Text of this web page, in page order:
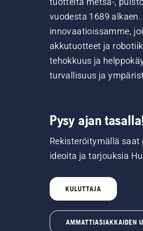
vuodesta 1689
innovaatioissamme,
akkutuotteet ja
tehokkuus ja
turvallisuus ja
Pysy ajan
Rekisteröitymällä
ideoita ja tarjouksia
KULUTTAJA
AMMATTIASIAKKAIDEN